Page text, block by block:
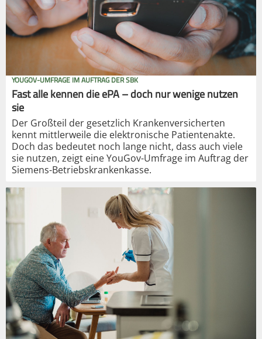
YOUGOV-UMFRAGE IM AUFTRAG DER SBK
Fast alle kennen die ePA – doch nur wenige nutzen
sie
Der Großteil der gesetzlich Krankenversicherten
kennt mittlerweile die elektronische Patientenakte.
Doch das bedeutet noch lange nicht, dass auch viele
sie nutzen, zeigt eine YouGov-Umfrage im Auftrag der
Siemens-Betriebskrankenkasse.